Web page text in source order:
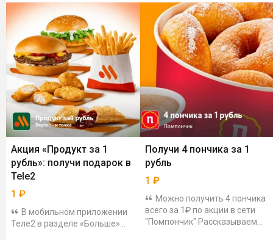
Акция «Продукт за 1
рубль»: получи подарок в
Tele2
1 ₽
В мобильном приложении
Теле2 в разделе «Больше»
Получи 4 пончика за 1
рубль
1 ₽
Можно получить 4 пончика
всего за 1₽ по акции в сети
"Помпончик" Рассказываем